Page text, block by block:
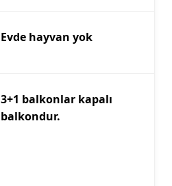
Evde hayvan yok
3+1 balkonlar kapalı
balkondur.